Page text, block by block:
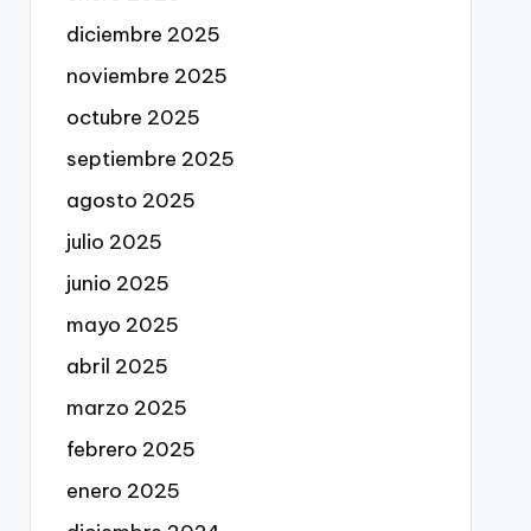
diciembre 2025
noviembre 2025
octubre 2025
septiembre 2025
agosto 2025
julio 2025
junio 2025
mayo 2025
abril 2025
marzo 2025
febrero 2025
enero 2025